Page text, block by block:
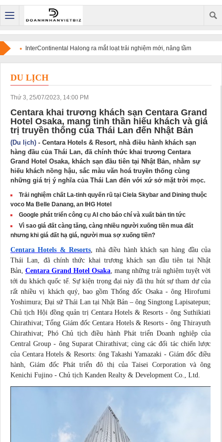
InterContinental Halong ra mắt loạt trải nghiệm mới, nâng tầm
điểm đến di sản trên bản đồ du lịch cao cấp quốc tế
DU LỊCH
Thứ 3, 25/07/2023, 14:00 PM
Centara khai trương khách sạn Centara Grand
Hotel Osaka, mang tinh thần hiếu khách và giá
trị truyền thống của Thái Lan đến Nhật Bản
(Du lịch) - Centara Hotels & Resort, nhà điều hành khách sạn
hàng đầu của Thái Lan, đã chính thức khai trương Centara
Grand Hotel Osaka, khách sạn đầu tiên tại Nhật Bản, nhằm sự
hiếu khách nồng hậu, sắc màu văn hoá truyền thống cùng
những giá trị ý nghĩa của Thái Lan đến với xứ sở mặt trời mọc.
Trải nghiệm chất La-tinh quyến rũ tại Ciela Skybar and Dining thuộc
voco Ma Belle Danang, an IHG Hotel
Google phát triển công cụ AI cho báo chí và xuất bản tin tức
Vì sao giá đất càng tăng, càng nhiều người xuống tiền mua đất
nhưng khi giá đất hạ giá, người mua sợ xuống tiền?
Centara Hotels & Resorts,nhà điều hành khách sạn hàng đầu của
Thái Lan, đã chính thức khai trương khách sạn đầu tiên tại Nhật
Bản, Centara Grand Hotel Osaka, mang những trải nghiệm tuyệt vời
tới du khách quốc tế. Sự kiện trọng đại này đã thu hút sự tham dự của
rất nhiều vị khách quý, bao gồm Thống đốc Osaka - ông Hirofumi
Yoshimura; Đại sứ Thái Lan tại Nhật Bản – ông Singtong Lapisatepun;
Chủ tịch Hội đồng quản trị Centara Hotels & Resorts - ông Suthikiati
Chirathivat; Tổng Giám đốc Centara Hotels & Resorts - ông Thirayuth
Chirathivat; Phó Chủ tịch điều hành Phát triển Doanh nghiệp của
Central Group - ông Suparat Chirathivat; cùng các đối tác chiến lược
của Centara Hotels & Resorts: ông Takashi Yamazaki - Giám đốc điều
hành, Giám đốc Phát triển đô thị của Taisei Corporation và ông
Kenichi Fujino - Chủ tịch Kanden Realty & Development Co., Ltd.